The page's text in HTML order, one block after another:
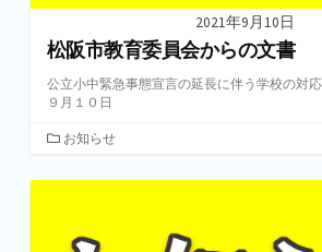
2021年9月10日
松阪市教育委員会からの文書
公立小中緊急事態宣言の延長に伴う学校の対
９月１０日
カ
ゴ
お知らせ